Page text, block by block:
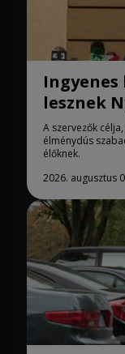
lesznek
A szervezők
élménydús
élőknek.
2026. augusztus